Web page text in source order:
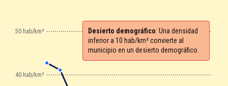
40 hab/km²
50 hab/km² Desierto demográfico: Una densidad
inferior a 10 hab/km² convierte al
municipio en un desierto demográfico.